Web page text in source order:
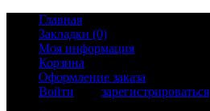
Главная
Закладки (0)
Моя информация
Корзина
Оформление заказа
Войти
зарегистрироваться